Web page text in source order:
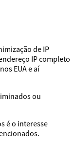
de IP
IP completo
EUA e aí
ou
é o interesse